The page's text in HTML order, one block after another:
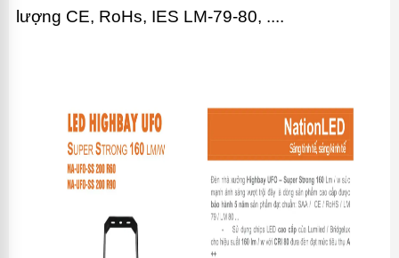
lượng CE, RoHs, IES LM-79-80, ....